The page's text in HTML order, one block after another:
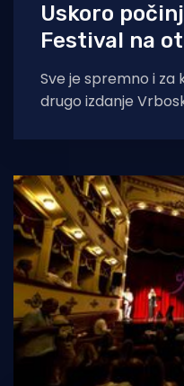
Uskoro
Festival na
Sve je spremno i za
drugo izdanje